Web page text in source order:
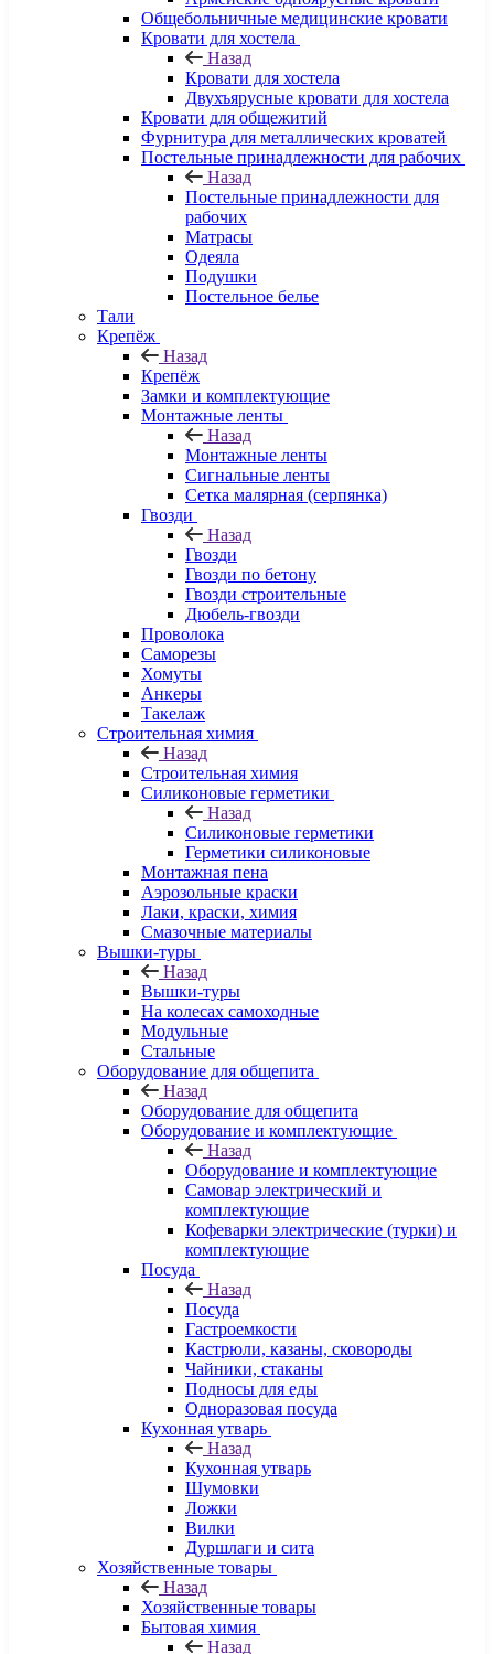
Общебольничные медицинские кровати
Кровати для хостела
Назад
Кровати для хостела
Двухъярусные кровати для хостела
Кровати для общежитий
Фурнитура для металлических кроватей
Постельные принадлежности для рабочих
Назад
Постельные принадлежности для
рабочих
Матрасы
Одеяла
Подушки
Постельное белье
Тали
Крепёж
Назад
Крепёж
Замки и комплектующие
Монтажные ленты
Назад
Монтажные ленты
Сигнальные ленты
Сетка малярная (серпянка)
Гвозди
Назад
Гвозди
Гвозди по бетону
Гвозди строительные
Дюбель-гвозди
Проволока
Саморезы
Хомуты
Анкеры
Такелаж
Строительная химия
Назад
Строительная химия
Силиконовые герметики
Назад
Силиконовые герметики
Герметики силиконовые
Монтажная пена
Аэрозольные краски
Лаки, краски, химия
Смазочные материалы
Вышки-туры
Назад
Вышки-туры
На колесах самоходные
Модульные
Стальные
Оборудование для общепита
Назад
Оборудование для общепита
Оборудование и комплектующие
Назад
Оборудование и комплектующие
Самовар электрический и
комплектующие
Кофеварки электрические (турки) и
комплектующие
Посуда
Назад
Посуда
Гастроемкости
Кастрюли, казаны, сковороды
Чайники, стаканы
Подносы для еды
Одноразовая посуда
Кухонная утварь
Назад
Кухонная утварь
Шумовки
Ложки
Вилки
Дуршлаги и сита
Хозяйственные товары
Назад
Хозяйственные товары
Бытовая химия
Назад